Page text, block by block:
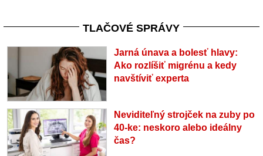
TLAČOVÉ SPRÁVY
Jarná únava a bolesť hlavy:
Ako rozlíšiť migrénu a kedy
navštíviť experta
Neviditeľný strojček na zuby po
40-ke: neskoro alebo ideálny
čas?